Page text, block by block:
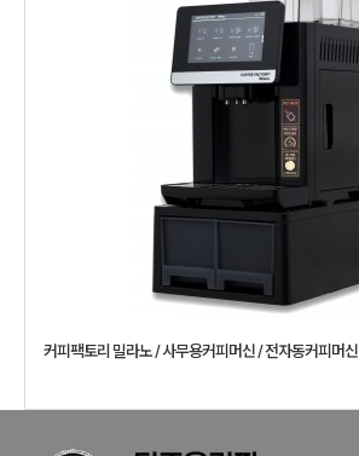
커피팩토리 밀라노 / 사무용커피머신 / 전자동커피머신